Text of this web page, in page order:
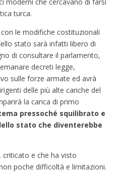
turca.
le modifiche costituzionali
stato sarà infatti libero di
di consultare il parlamento,
decreti legge,
sulle forze armate ed avrà
delle più alte cariche del
la carica di primo
pressoché squilibrato e
stato che diventerebbe
e che ha visto
poche difficoltà e limitazioni.